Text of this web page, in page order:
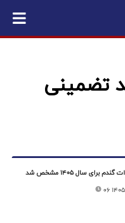
تضمینی
برای سال ۱۴۰۵ مشخص شد